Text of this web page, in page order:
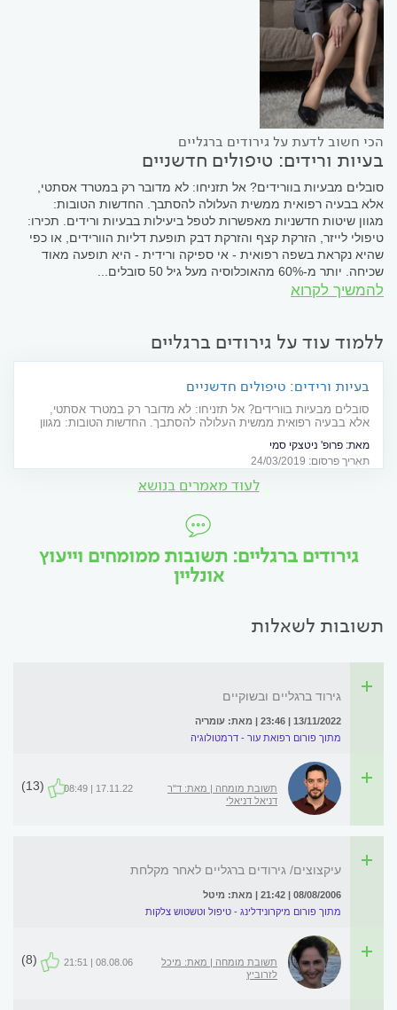
הכי חשוב לדעת על גירודים ברגליים
בעיות ורידים: טיפולים חדשניים
סובלים מבעיות בוורידים? אל תזניחו: לא מדובר רק במטרד אסתטי,
אלא בבעיה רפואית ממשית העלולה להסתבך. החדשות הטובות:
מגוון שיטות חדשניות מאפשרות לטפל ביעילות בבעיות ורידים. תכירו:
טיפולי לייזר, הזרקת קצף והזרקת דבק תופעת דליות הוורידים, או כפי
שהיא נקראת בשפה רפואית - אי ספיקה ורידית - היא תופעה מאוד
שכיחה. יותר מ-60% מהאוכלוסיה מעל גיל 50 סובלים...
להמשיך לקרוא
ללמוד עוד על גירודים ברגליים
בעיות ורידים: טיפולים חדשניים
סובלים מבעיות בוורידים? אל תזניחו: לא מדובר רק במטרד אסתטי,
אלא בבעיה רפואית ממשית העלולה להסתבך. החדשות הטובות: מגוון
לייזר, הזרקת קצף והזרקת דבק
מאת: פרופ' ניטצקי סמי
תאריך פרסום: 24/03/2019
לעוד מאמרים בנושא
גירודים ברגליים: תשובות ממומחים וייעוץ
אונליין
תשובות לשאלות
גירוד ברגליים ובשוקיים
13/11/2022 | 23:46 | מאת: עומריה
מתוך פורום רפואת עור - דרמטולוגיה
תשובת מומחה | מאת: ד"ר
דניאל דניאלי
17.11.22 | 08:49
(13)
עיקצוצים/ גירודים ברגליים לאחר מקלחת
08/08/2006 | 21:42 | מאת: מיטל
מתוך פורום מיקרונידלינג - טיפול וטשטוש צלקות
תשובת מומחה | מאת: מיכל
לזרוביץ
08.08.06 | 21:51
(8)